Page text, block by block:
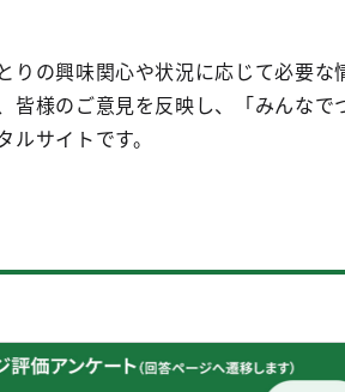
りの興味関心や状況に応じて必要な
皆様のご意見を反映し、「みんなで
ルサイトです。